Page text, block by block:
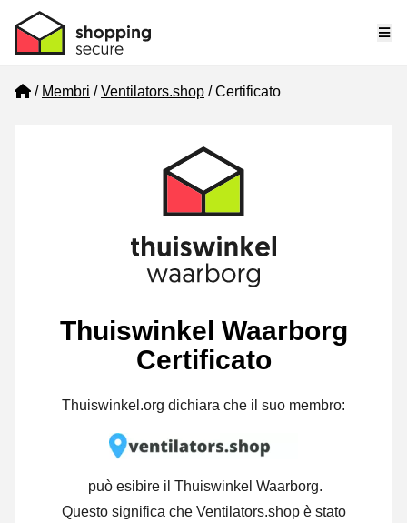
Home
Membri Ventilators.shop Certificato
Thuiswinkel Waarborg
Certificato
Thuiswinkel.org dichiara che il suo membro:
può esibire il Thuiswinkel Waarborg.
Questo significa che Ventilators.shop è stato